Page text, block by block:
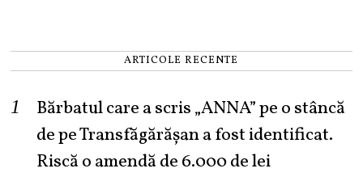
ARTICOLE RECENTE
Bărbatul care a scris „ANNA” pe o stâncă
de pe Transfăgărășan a fost identificat.
Riscă o amendă de 6.000 de lei